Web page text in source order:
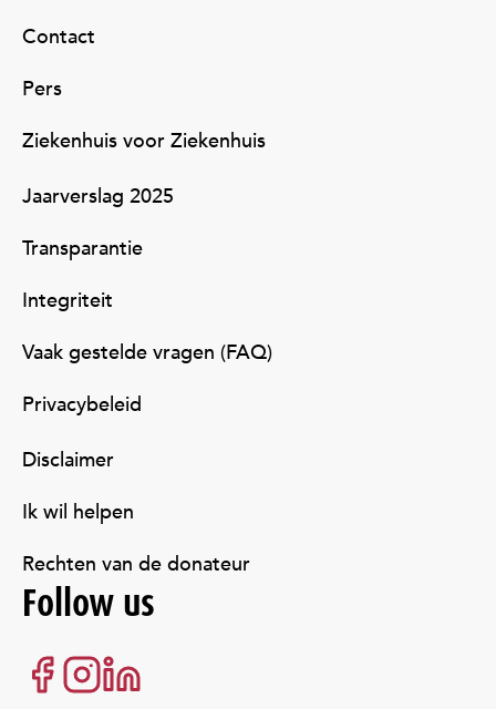
Contact
Pers
Ziekenhuis voor Ziekenhuis
Jaarverslag 2025
Transparantie
Integriteit
Vaak gestelde vragen (FAQ)
Privacybeleid
Disclaimer
Ik wil helpen
Rechten van de donateur
Follow us